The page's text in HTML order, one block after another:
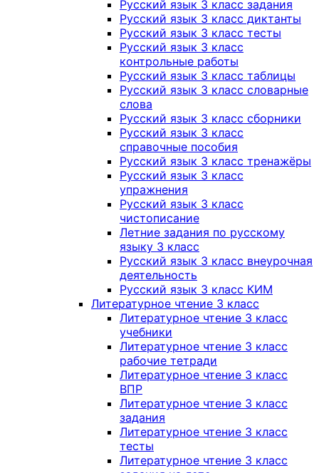
Русский язык 3 класс задания
Русский язык 3 класс диктанты
Русский язык 3 класс тесты
Русский язык 3 класс
контрольные работы
Русский язык 3 класс таблицы
Русский язык 3 класс словарные
слова
Русский язык 3 класс сборники
Русский язык 3 класс
справочные пособия
Русский язык 3 класс тренажёры
Русский язык 3 класс
упражнения
Русский язык 3 класс
чистописание
Летние задания по русскому
языку 3 класс
Русский язык 3 класс внеурочная
деятельность
Русский язык 3 класс КИМ
Литературное чтение 3 класс
Литературное чтение 3 класс
учебники
Литературное чтение 3 класс
рабочие тетради
Литературное чтение 3 класс
ВПР
Литературное чтение 3 класс
задания
Литературное чтение 3 класс
тесты
Литературное чтение 3 класс